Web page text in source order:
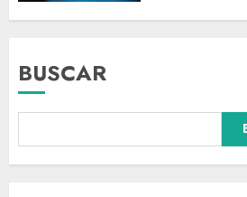
BUSCAR
Dos